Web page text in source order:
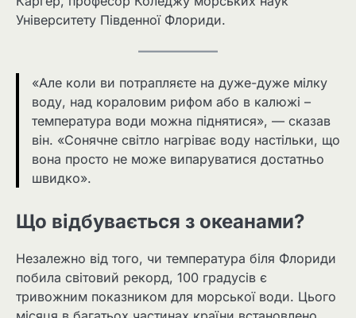
Університету Південної Флориди.
«Але коли ви потрапляєте на дуже-дуже мілку
воду, над кораловим рифом або в калюжі –
температура води можна піднятися», — сказав
він. «Сонячне світло нагріває воду настільки, що
вона просто не може випаруватися достатньо
швидко».
Що відбувається з океанами?
Незалежно від того, чи температура біля Флориди
побила світовий рекорд, 100 градусів є
тривожним показником для морської води. Цього